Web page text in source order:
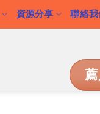
資源分享 聯絡我